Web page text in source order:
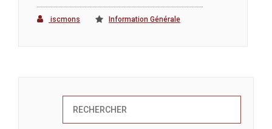
iscmons Information Générale